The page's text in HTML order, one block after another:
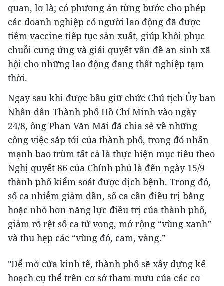
quan, lơ là; có phương án từng bước cho phép
các doanh nghiệp có người lao động đã được
tiêm vaccine tiếp tục sản xuất, giúp khôi phục
chuỗi cung ứng và giải quyết vấn đề an sinh xã
hội cho những lao động đang thất nghiệp tạm
thời.
Ngay sau khi được bầu giữ chức Chủ tịch Ủy ban
Nhân dân Thành phố Hồ Chí Minh vào ngày
24/8, ông Phan Văn Mãi đã chia sẻ về những
công việc sắp tới của thành phố, trong đó nhấn
mạnh bao trùm tất cả là thực hiện mục tiêu theo
Nghị quyết 86 của Chính phủ là đến ngày 15/9
thành phố kiểm soát được dịch bệnh. Trong đó,
số ca nhiễm giảm dần, số ca cần điều trị bằng
hoặc nhỏ hơn năng lực điều trị của thành phố,
giảm rõ rệt số ca tử vong, mở rộng “vùng xanh”
và thu hẹp các “vùng đỏ, cam, vàng.”
"Để mở cửa kinh tế, thành phố sẽ xây dựng kế
hoạch cụ thể trên cơ sở tham mưu của các cơ